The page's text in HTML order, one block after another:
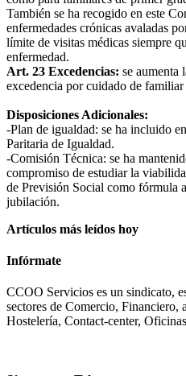
También se ha recogido en este
enfermedades crónicas avaladas
límite de visitas médicas siempre
enfermedad.
Art. 23 Excedencias: se aumenta
excedencia por cuidado de familiar
Disposiciones Adicionales:
-Plan de igualdad: se ha incluido
Paritaria de Igualdad.
-Comisión Técnica: se ha
compromiso de estudiar la
de Previsión Social como fórmula
jubilación.
Artículos más leídos hoy
Infórmate
CCOO Servicios es un sindicato,
sectores de Comercio, Financiero,
Hostelería, Contact-center,